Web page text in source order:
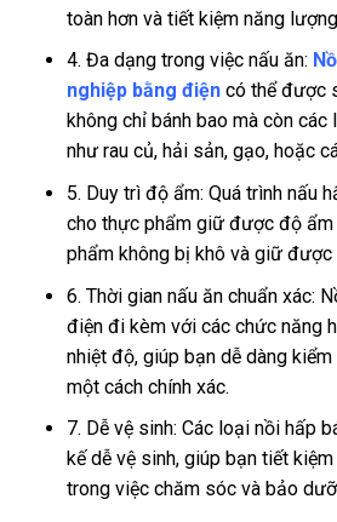
toàn hơn và tiết kiệm năng
4. Đa dạng trong việc nấu ăn:
nghiệp bằng điện có thể được
không chỉ bánh bao mà còn
như rau củ, hải sản, gạo, hoặc
5. Duy trì độ ẩm: Quá trình nấu
cho thực phẩm giữ được độ
phẩm không bị khô và giữ được
6. Thời gian nấu ăn chuẩn xác:
điện đi kèm với các chức năng
nhiệt độ, giúp bạn dễ dàng
một cách chính xác.
7. Dễ vệ sinh: Các loại nồi hấp
kế dễ vệ sinh, giúp bạn tiết
trong việc chăm sóc và bảo